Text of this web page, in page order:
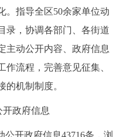
视频北京
日本語
PORTUGUÊS
。指导全区50余家单位动
录，协调各部门、各街道
主动公开内容、政府信息
流程，完善意见征集、
的机制制度。
政府信息
开政府信息43716条，浏